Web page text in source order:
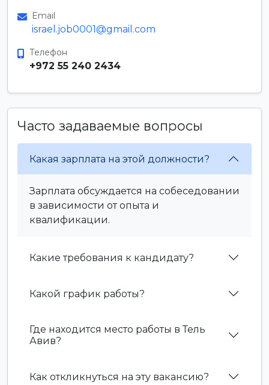
Email
israel.job0001@gmail.com
Телефон
+972 55 240 2434
Часто задаваемые вопросы
Какая зарплата на этой должности?
Зарплата обсуждается на собеседовании
в зависимости от опыта и
квалификации.
Какие требования к кандидату?
Какой график работы?
Где находится место работы в Тель
Авив?
Как откликнуться на эту вакансию?